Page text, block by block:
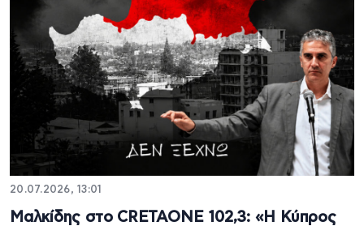
20.07.2026, 13:01
Μαλκίδης στο CRETAONE 102,3: «Η Κύπρος